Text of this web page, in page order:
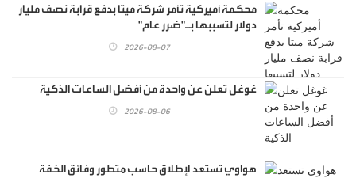
محكمة أميركية تأمر شركة ميتا بدفع قرابة نصف مليار
دولار لتسببها بـ"ضرر عام"
2026-08-07
غوغل تعلن عن واحدة من أفضل الساعات الذكية
2026-08-06
هواوي تستعد لإطلاق حاسب متطور وفائق الخفة